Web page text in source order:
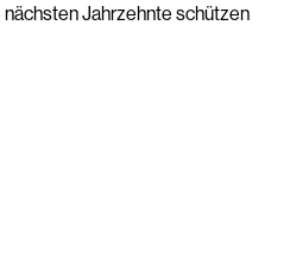
nächsten Jahrzehnte schützen